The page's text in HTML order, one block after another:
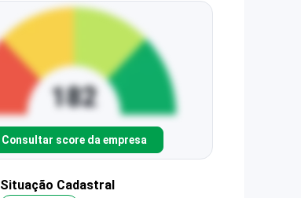
Consultar score da empresa
Situação Cadastral